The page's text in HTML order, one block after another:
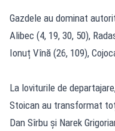
Gazdele au dominat
Alibec (4, 19, 30, 50),
Ionuț Vînă (26, 109),
La loviturile de
Stoican au transformat
Dan Sîrbu și Narek